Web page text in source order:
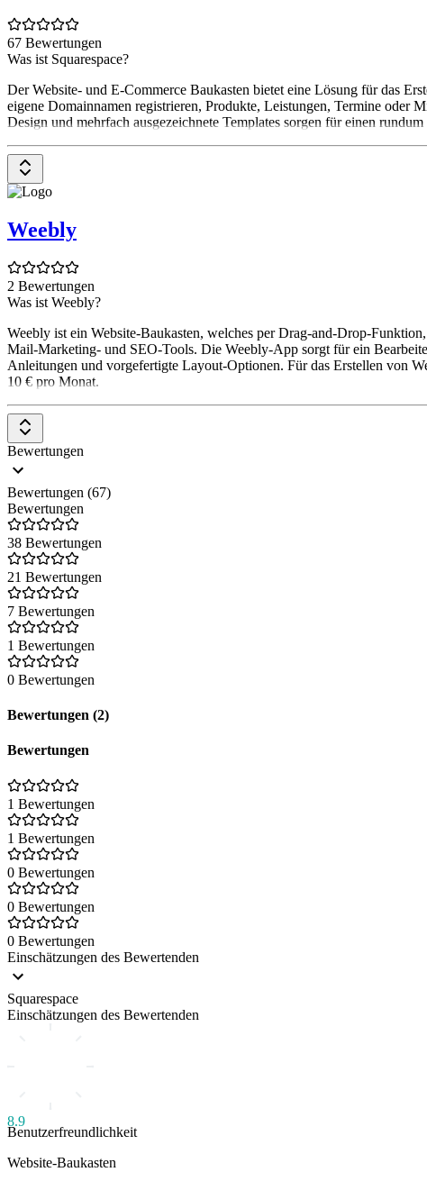
67 Bewertungen
Was ist Squarespace?
Der Website- und E-Commerce Baukasten bietet eine Lösung für das
eigene Domainnamen registrieren, Produkte, Leistungen, Termine oder
Design und mehrfach ausgezeichnete Templates sorgen für einen
Weebly
2 Bewertungen
Was ist Weebly?
Weebly ist ein Website-Baukasten, welches per Drag-and-Drop-
Mail-Marketing- und SEO-Tools. Die Weebly-App sorgt für ein
Anleitungen und vorgefertigte Layout-Optionen. Für das Erstellen von
10 € pro Monat.
Bewertungen
Bewertungen (67)
Bewertungen
38 Bewertungen
21 Bewertungen
7 Bewertungen
1 Bewertungen
0 Bewertungen
Bewertungen (2)
Bewertungen
1 Bewertungen
1 Bewertungen
0 Bewertungen
0 Bewertungen
0 Bewertungen
Einschätzungen des Bewertenden
Squarespace
Einschätzungen des Bewertenden
8.9
Benutzerfreundlichkeit
Website-Baukasten